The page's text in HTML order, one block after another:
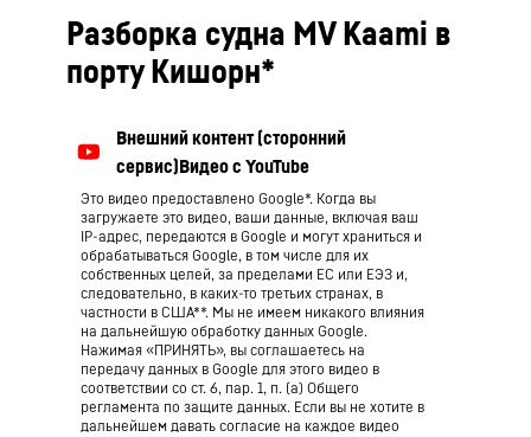
Разборка судна MV Kaami в
порту Кишорн*
Это видео предоставлено Google*. Когда вы
загружаете это видео, ваши данные, включая ваш
IP-адрес, передаются в Google и могут храниться и
обрабатываться Google, в том числе для их
собственных целей, за пределами ЕС или ЕЭЗ и,
следовательно, в каких-то третьих странах, в
частности в США**. Мы не имеем никакого влияния
на дальнейшую обработку данных Google.
Нажимая «ПРИНЯТЬ», вы соглашаетесь на
передачу данных в Google для этого видео в
соответствии со ст. 6, пар. 1, п. (а) Общего
регламента по защите данных. Если вы не хотите в
дальнейшем давать согласие на каждое видео